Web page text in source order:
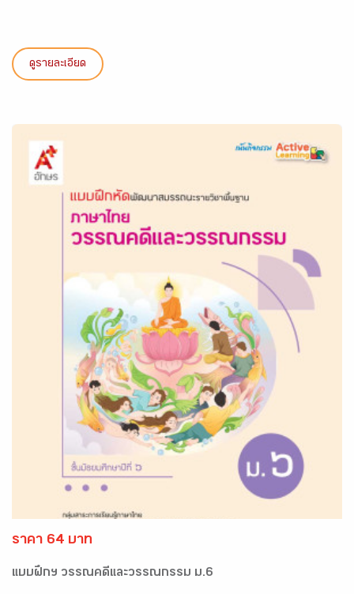
ดูรายละเอียด
ราคา 64 บาท
แบบฝึกฯ วรรณคดีและวรรณกรรม ม.6